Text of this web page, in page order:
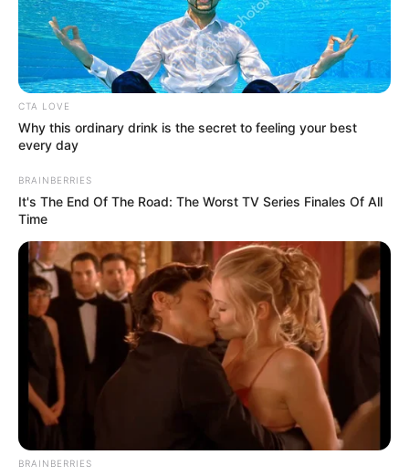
OpenStreetMap:
Lageplan als größere Karte zeigen
Bilderfreigabe: Die Bilder dieser Seite dürfen unter
bestimmten Bedingungen für private und kommerzielle
Zwecke kostenlos benutzt werden. Weiteres siehe
Bilderfreigabe
CTA LOVE
Why this ordinary drink is the secret to feeling your best
every day
BRAINBERRIES
It's The End Of The Road: The Worst TV Series Finales Of All
Time
BRAINBERRIES